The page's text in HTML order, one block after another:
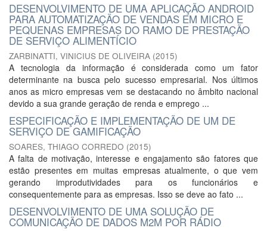
DESENVOLVIMENTO DE UMA APLICAÇÃO ANDROID
PARA AUTOMATIZAÇÃO DE VENDAS EM MICRO E
PEQUENAS EMPRESAS DO RAMO DE PRESTAÇÃO
DE SERVIÇO ALIMENTÍCIO
ZARBINATTI, VINICIUS DE OLIVEIRA (2015)
A tecnologia da informação é considerada como um fator
determinante na busca pelo sucesso empresarial. Nos últimos
anos as micro empresas vem se destacando no âmbito nacional
devido a sua grande geração de renda e emprego ...
ESPECIFICAÇÃO E IMPLEMENTAÇÃO DE UM DE
SERVIÇO DE GAMIFICAÇÃO
SOARES, THIAGO CORREDO (2015)
A falta de motivação, interesse e engajamento são fatores que
estão presentes em muitas empresas atualmente, o que vem
gerando improdutividades para os funcionários e
consequentemente para as empresas. Isso se deve ao fato ...
DESENVOLVIMENTO DE UMA SOLUÇÃO DE
COMUNICAÇÃO DE DADOS M2M POR RÁDIO